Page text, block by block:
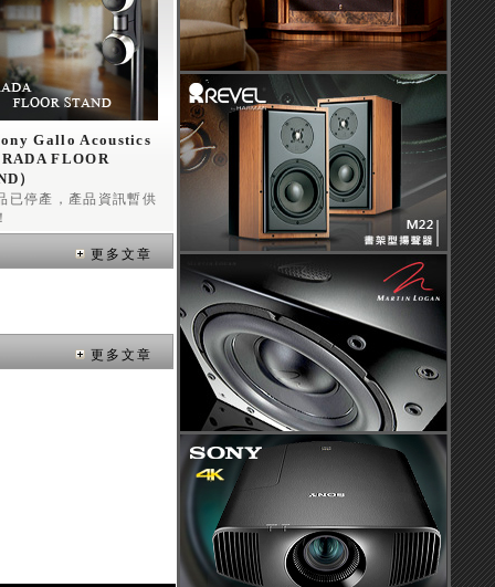
Gallo Acoustics
FLOOR
）
落地型 喇叭腳架
已停產，產品資訊暫供
更多文章
更多文章